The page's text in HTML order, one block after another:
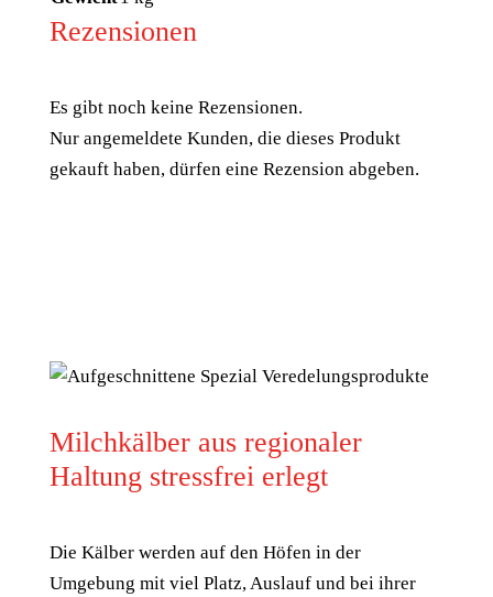
Rezensionen
Es gibt noch keine Rezensionen.
Nur angemeldete Kunden, die dieses Produkt
gekauft haben, dürfen eine Rezension abgeben.
Milchkälber aus regionaler
Haltung stressfrei erlegt
Die Kälber werden auf den Höfen in der
Umgebung mit viel Platz, Auslauf und bei ihrer